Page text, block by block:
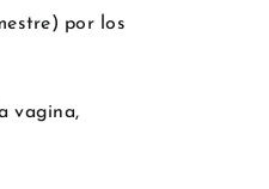
por los
vagina,